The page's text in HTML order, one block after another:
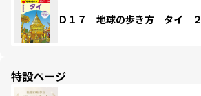
Ｄ１７ 地球の歩き方 タイ ２
特設ページ